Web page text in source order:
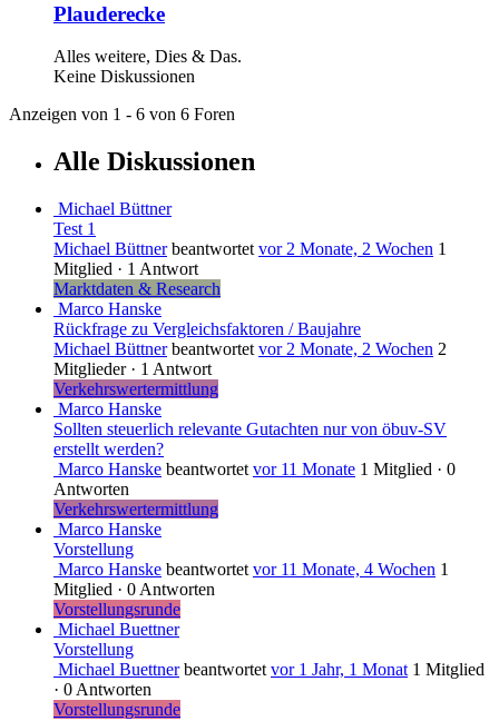
Plauderecke
Alles weitere, Dies & Das.
Keine Diskussionen
Anzeigen von 1 - 6 von 6 Foren
Alle Diskussionen
Michael Büttner
Test 1
Michael Büttner beantwortet vor 2 Monate, 2 Wochen 1
Mitglied · 1 Antwort
Marktdaten & Research
Marco Hanske
Rückfrage zu Vergleichsfaktoren / Baujahre
Michael Büttner beantwortet vor 2 Monate, 2 Wochen 2
Mitglieder · 1 Antwort
Verkehrswertermittlung
Marco Hanske
Sollten steuerlich relevante Gutachten nur von öbuv-SV
erstellt werden?
Marco Hanske beantwortet vor 11 Monate 1 Mitglied · 0
Antworten
Verkehrswertermittlung
Marco Hanske
Vorstellung
Marco Hanske beantwortet vor 11 Monate, 4 Wochen 1
Mitglied · 0 Antworten
Vorstellungsrunde
Michael Buettner
Vorstellung
Michael Buettner beantwortet vor 1 Jahr, 1 Monat 1 Mitglied
· 0 Antworten
Vorstellungsrunde